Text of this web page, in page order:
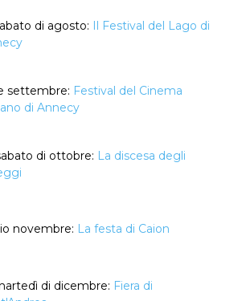
di agosto: Il Festival del Lago di
settembre: Festival del Cinema
di Annecy
di ottobre: La discesa degli
novembre: La festa di Caion
di dicembre: Fiera di